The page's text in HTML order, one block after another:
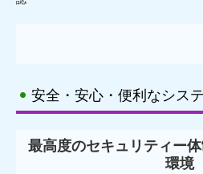
安全・安心・便利なシス
最高度のセキュリティー
環境